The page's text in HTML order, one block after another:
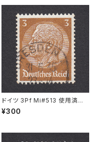
ドイツ 3Pf Mi#513 使用済み
切手｜DRESDEN 31.5.1935
¥300